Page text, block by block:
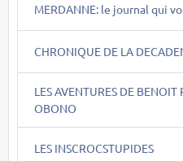
MERDANNE: le journal qui
CHRONIQUE DE LA
LES AVENTURES DE BENOIT
OBONO
LES INSCROCSTUPIDES